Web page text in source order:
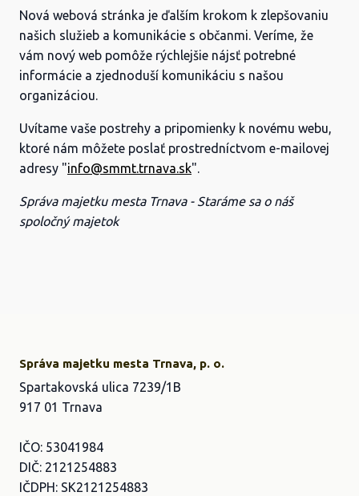
Nová webová stránka je ďalším krokom k zlepšovaniu
našich služieb a komunikácie s občanmi. Veríme, že
vám nový web pomôže rýchlejšie nájsť potrebné
informácie a zjednoduší komunikáciu s našou
organizáciou.
Uvítame vaše postrehy a pripomienky k novému webu,
ktoré nám môžete poslať prostredníctvom e-mailovej
adresy "info@smmt.trnava.sk".
Správa majetku mesta Trnava - Staráme sa o náš
spoločný majetok
Správa majetku mesta Trnava, p. o.
Spartakovská ulica 7239/1B
917 01 Trnava
IČO: 53041984
DIČ: 2121254883
IČDPH: SK2121254883